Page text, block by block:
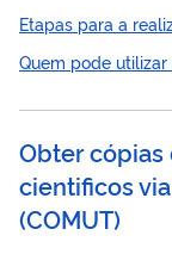
por meio da
digitalização e
artísticos para
Etapas para a
Quem pode
Obter
cientificos
(COMUT)